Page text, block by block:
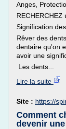
Anges,
Signification
Rêver des
dentaire qu'on
avoir une
Les dents...
Lire la suite
Site : https://
Comment
devenir